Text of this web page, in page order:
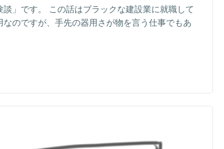
」です。 この話はブラックな建設業に就職して
のですが、手先の器用さが物を言う仕事でもあ